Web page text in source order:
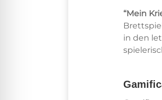
“Mein
in den